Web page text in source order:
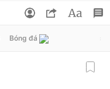
Bóng đá